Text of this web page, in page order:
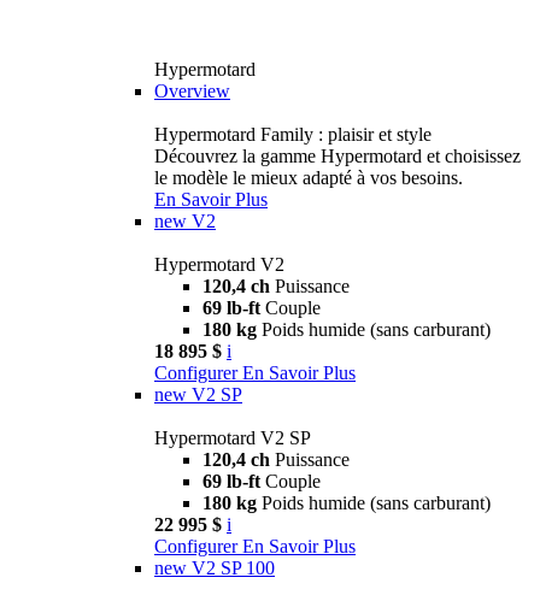
Hypermotard
Overview
Hypermotard Family : plaisir et style
Découvrez la gamme Hypermotard et choisissez
le modèle le mieux adapté à vos besoins.
En Savoir Plus
new V2
Hypermotard V2
120,4 ch Puissance
69 lb-ft Couple
180 kg Poids humide (sans carburant)
18 895 $ i
Configurer En Savoir Plus
new V2 SP
Hypermotard V2 SP
120,4 ch Puissance
69 lb-ft Couple
180 kg Poids humide (sans carburant)
22 995 $ i
Configurer En Savoir Plus
new V2 SP 100